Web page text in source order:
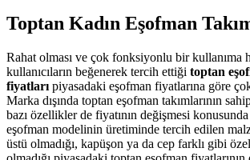
Toptan Kadın Eşofman
Rahat olması ve çok fonksiyonlu bir kullanıma
kullanıcıların beğenerek tercih ettiği toptan
fiyatları piyasadaki eşofman fiyatlarına göre
Marka dışında toptan eşofman takımlarının
bazı özellikler de fiyatının değişmesi
eşofman modelinin üretiminde tercih edilen
üstü olmadığı, kapüşon ya da cep farklı gibi